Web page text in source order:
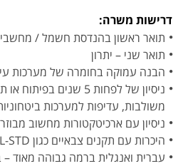
דרישות משרה:
תואר ראשון בהנדסת חשמל /
תואר שני – יתרון
הבנה עמוקה בחומרה של מערכות
ניסיון של לפחות 5 שנים
משולבות, עדיפות למערכות
ניסיון עם ארכיטקטורות מחשוב
היכרות עם תקנים צבאיים כגון MIL-STD ו-DO-160 – חובה
עברית ואנגלית ברמה גבוהה מאוד